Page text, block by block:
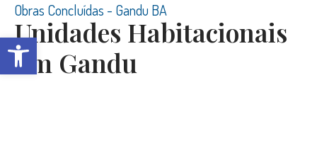
Open toolbar
Obras Concluídas - Gandu BA
Unidades Habitacionais
Em Gandu